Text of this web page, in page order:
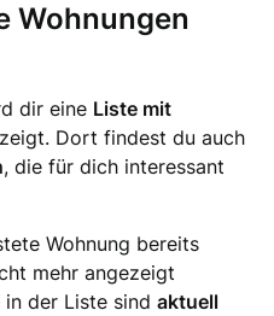
Wohnungen
dir eine Liste mit
Dort findest du auch
, die für dich interessant
Wohnung bereits
mehr angezeigt
in der Liste sindaktuell